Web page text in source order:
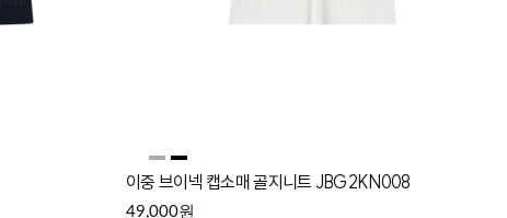
이중 브이넥 캡소매 골지니트 JBG2KN008
49,000원